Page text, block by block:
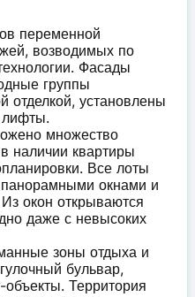
переменной
возводимых по
Фасады
группы
отделкой, установлены
лифты.
множество
наличии квартиры
Все лоты
панорамными окнами и
окон открываются
даже с невысоких
зоны отдыха и
бульвар,
Территория